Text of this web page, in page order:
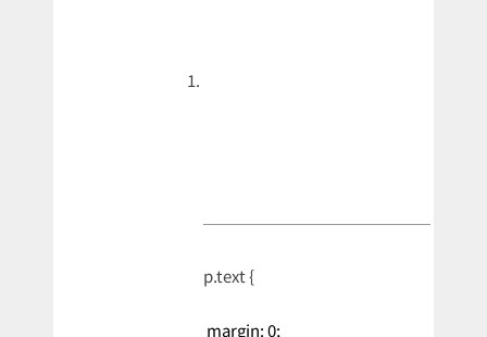
p.text {
margin: 0;